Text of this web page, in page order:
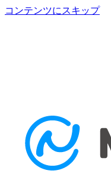
コンテンツにスキップ